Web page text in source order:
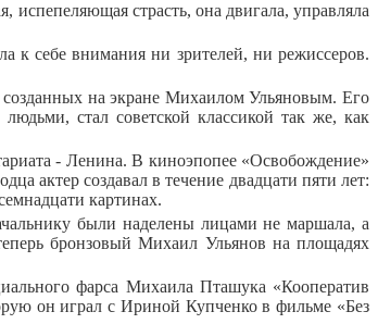
страсть, она двигала, управляла
к себе внимания ни зрителей, ни режиссеров.
на экране Михаилом Ульяновым. Его
стал советской классикой так же, как
- Ленина. В киноэпопее «Освобождение»
актер создавал в течение двадцати пяти лет:
картинах.
были наделены лицами не маршала, а
бронзовый Михаил Ульянов на площадях
фарса Михаила Пташука «Кооператив
он играл с Ириной Купченко в фильме «Без